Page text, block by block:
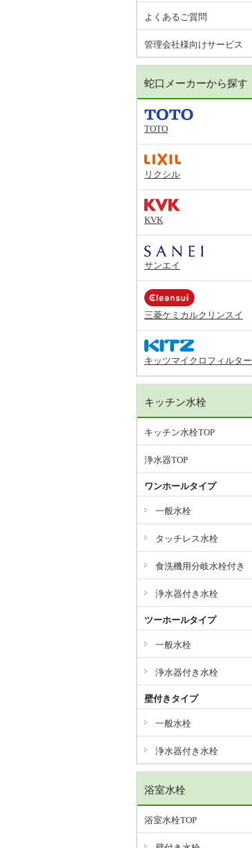
よくあるご質問
管理会社様向けサービス
蛇口メーカーから探す
TOTO
リクシル
KVK
サンエイ
三菱ケミカルクリンスイ
キッツマイクロフィルター
キッチン水栓
キッチン水栓TOP
浄水器TOP
ワンホールタイプ
一般水栓
タッチレス水栓
食洗機用分岐水栓付き
浄水器付き水栓
ツーホールタイプ
一般水栓
浄水器付き水栓
壁付きタイプ
一般水栓
浄水器付き水栓
浴室水栓
浴室水栓TOP